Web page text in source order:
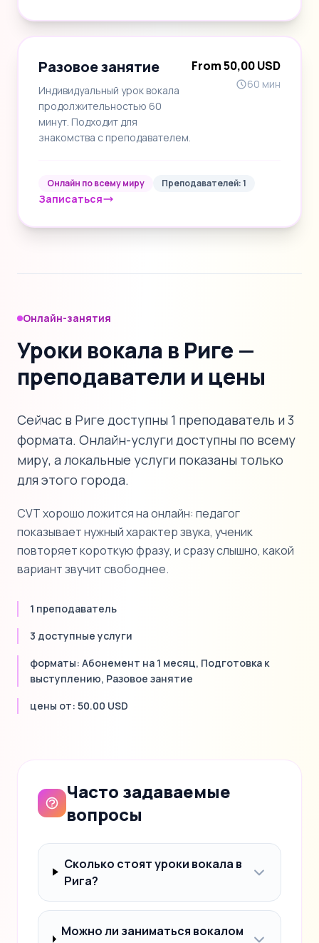
Разовое занятие
Индивидуальный урок вокала
продолжительностью 60
минут. Подходит для
знакомства с преподавателем.
From 50,00 USD
60 мин
Онлайн по всему миру Преподавателей: 1
Записаться
Онлайн-занятия
Уроки вокала в Риге —
преподаватели и цены
Сейчас в Риге доступны 1 преподаватель и 3
формата. Онлайн-услуги доступны по всему
миру, а локальные услуги показаны только
для этого города.
CVT хорошо ложится на онлайн: педагог
показывает нужный характер звука, ученик
повторяет короткую фразу, и сразу слышно, какой
вариант звучит свободнее.
1 преподаватель
3 доступные услуги
форматы: Абонемент на 1 месяц, Подготовка к
выступлению, Разовое занятие
цены от: 50.00 USD
Часто задаваемые
вопросы
Сколько стоят уроки вокала в
Рига?
Можно ли заниматься вокалом